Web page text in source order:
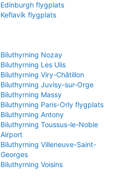
Edinburgh flygplats
Keflavík flygplats
Biluthyrning Nozay
Biluthyrning Les Ulis
Biluthyrning Viry-Châtillon
Biluthyrning Juvisy-sur-Orge
Biluthyrning Massy
Biluthyrning Paris-Orly flygplats
Biluthyrning Antony
Biluthyrning Toussus-le-Noble
Airport
Biluthyrning Villeneuve-Saint-
Georges
Biluthyrning Voisins